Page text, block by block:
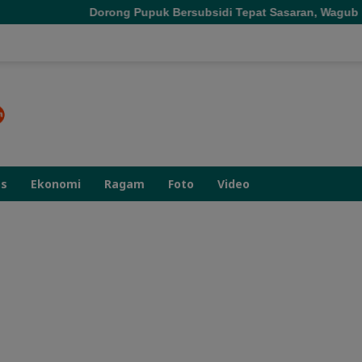
Pupuk Bersubsidi Tepat Sasaran, Wagub Malut Tekankan
Ekonomi Ragam Foto Video